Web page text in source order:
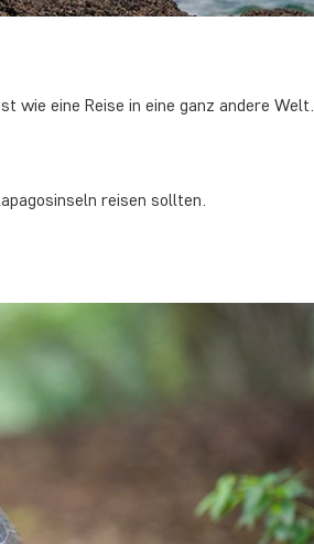
eine Reise in eine ganz andere Welt.
reisen sollten.